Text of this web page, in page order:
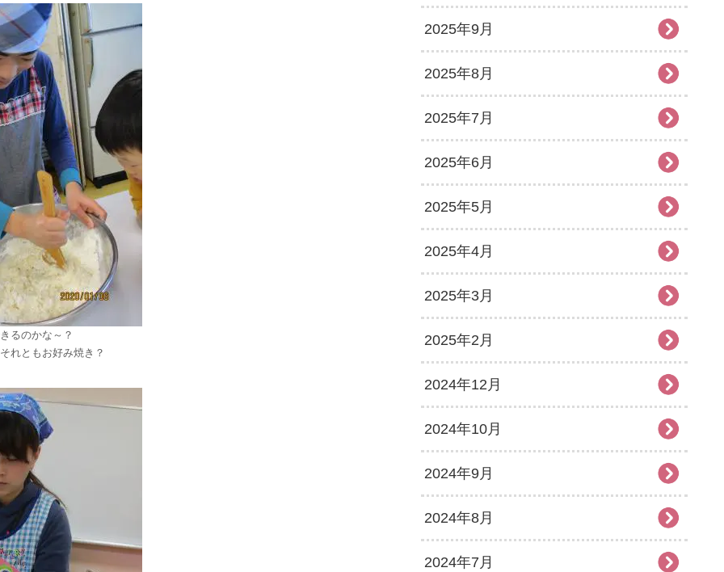
るのかな～？
れともお好み焼き？
2025年9月
2025年8月
2025年7月
2025年6月
2025年5月
2025年4月
2025年3月
2025年2月
2024年12月
2024年10月
2024年9月
2024年8月
2024年7月